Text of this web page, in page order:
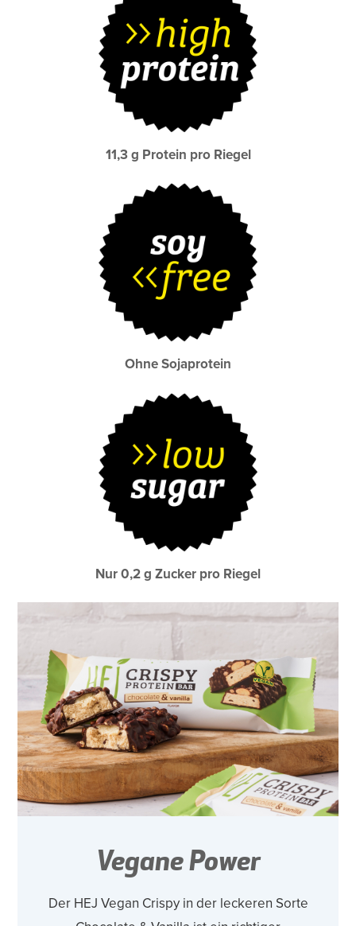
11,3 g Protein pro Riegel
Ohne Sojaprotein
Nur 0,2 g Zucker pro Riegel
Vegane Power
Der HEJ Vegan Crispy in der leckeren Sorte